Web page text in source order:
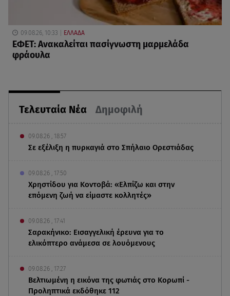
Τελευταία Νέα Δημοφιλή
09.08.26 , 18:57
Σε εξέλιξη η πυρκαγιά στο Σπήλαιο Ορεστιάδας
09.08.26 , 17:50
Χρηστίδου για Κοντοβά: «Ελπίζω και στην
επόμενη ζωή να είμαστε κολλητές»
09.08.26 , 17:41
Σαρακήνικο: Εισαγγελική έρευνα για το
ελικόπτερο ανάμεσα σε λουόμενους
09.08.26 , 17:27
Βελτιωμένη η εικόνα της φωτιάς στο Κορωπί -
Προληπτικά εκδόθηκε 112
09.08.26, 10:33 ΕΛΛΑΔΑ
ΕΦΕΤ: Ανακαλείται πασίγνωστη μαρμελάδα
φράουλα